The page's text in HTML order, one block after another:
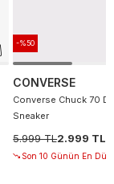
-%50
CONVERSE
Converse Chuck 70
Sneaker
5.999 TL2.999 TL
Son 10 Günün En